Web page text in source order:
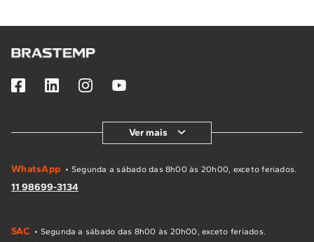
Ver mais
WhatsApp • Segunda a sábado das 8h00 às 20h00, exceto feriados.
11 98699-3134
SAC • Segunda a sábado das 8h00 às 20h00, exceto feriados.